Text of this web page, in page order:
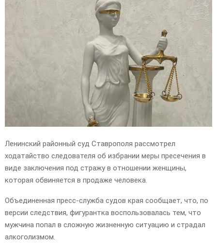
Ленинский районный суд Ставрополя рассмотрел
ходатайство следователя об избрании меры пресечения в
виде заключения под стражу в отношении женщины,
которая обвиняется в продаже человека.
Объединенная пресс-служба судов края сообщает, что, по
версии следствия, фигурантка воспользовалась тем, что
мужчина попал в сложную жизненную ситуацию и страдал
алкоголизмом.